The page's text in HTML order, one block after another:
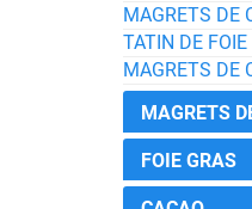
MAGRETS DE
TATIN DE
MAGRETS DE
MAGRETS
FOIE GRAS